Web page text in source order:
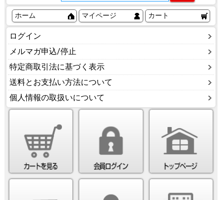
ホーム マイページ カート
ログイン
メルマガ申込/停止
特定商取引法に基づく表示
送料とお支払い方法について
個人情報の取扱いについて